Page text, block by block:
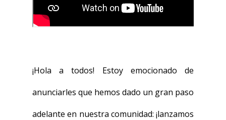
¡Hola a todos! Estoy emocionado de
anunciarles que hemos dado un gran paso
adelante en nuestra comunidad: ¡lanzamos